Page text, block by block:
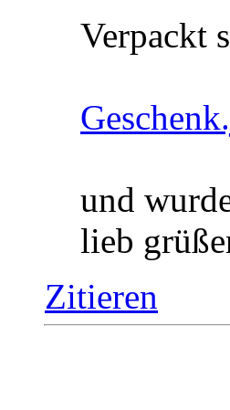
Verpackt
und
lieb
Zitieren